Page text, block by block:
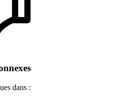
dans :